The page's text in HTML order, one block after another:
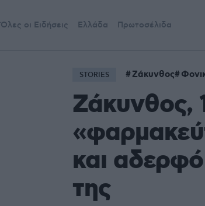
Όλες οι Ειδήσεις Ελλάδα Πρωτοσέλιδα
STORIES Ζάκυνθος
Ζάκυνθος,
και
της